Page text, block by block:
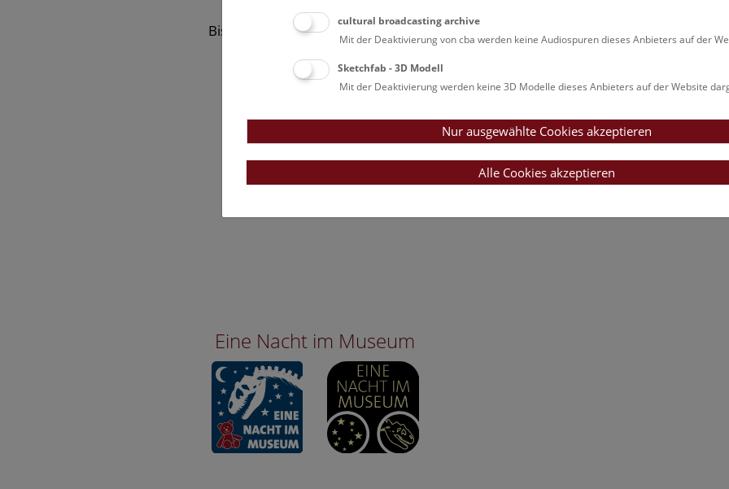
Bisher keine Ergebnisse. Dienstags ist das NHM Wien in der Regel geschlossen.
Eine Nacht im Museum
cultural broadcasting archive
Mit der Deaktivierung von cba werden keine Audiospuren dieses Anbieters auf der
Sketchfab - 3D Modell
Mit der Deaktivierung werden keine 3D Modelle dieses Anbieters auf der Website
Nur ausgewählte Cookies akzeptieren
Alle Cookies akzeptieren